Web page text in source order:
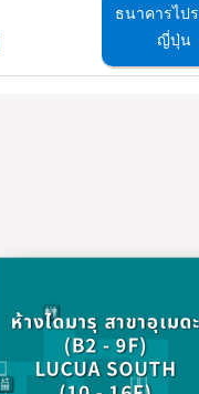
ธนาคารไป
ญี่ปุ่น